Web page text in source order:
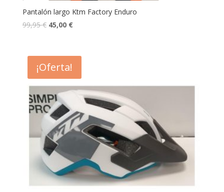
Pantalón largo Ktm Factory Enduro
99,95€ 45,00 €
¡Oferta!